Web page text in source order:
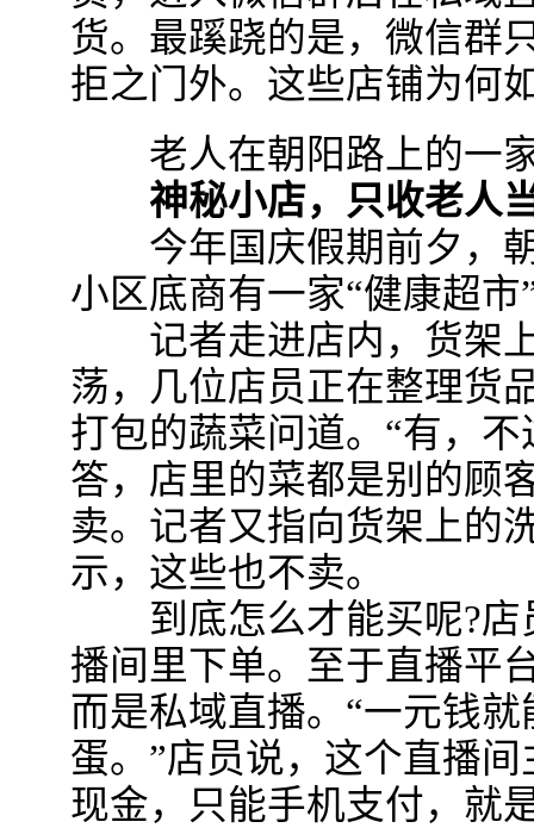
货。最蹊跷的是，微信群
拒之门外。这些店铺为何
老人在朝阳路上的一家
神秘小店，只收老人
今年国庆假期前夕，朝
小区底商有一家“健康超市
记者走进店内，货架上
荡，几位店员正在整理货
打包的蔬菜问道。“有，
答，店里的菜都是别的顾
卖。记者又指向货架上的
示，这些也不卖。
到底怎么才能买呢?店
播间里下单。至于直播平
而是私域直播。“一元钱
蛋。”店员说，这个直播
现金，只能手机支付，就